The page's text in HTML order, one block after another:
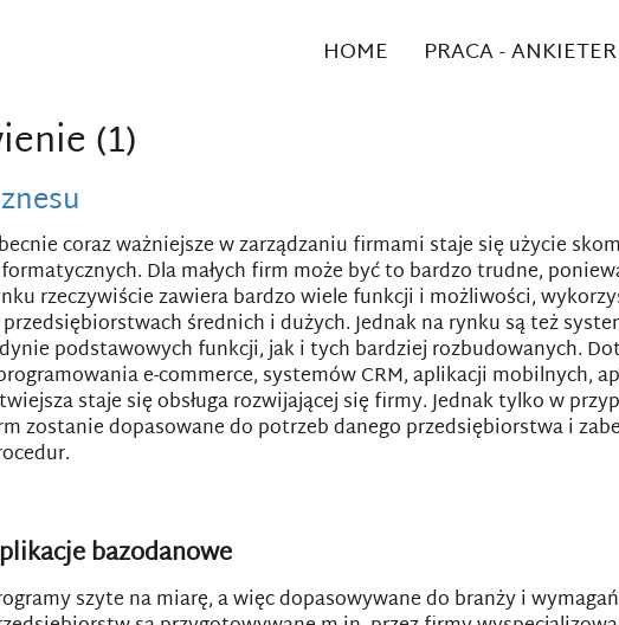
HOME PRACA - ANKIETER
(1)
coraz ważniejsze w zarządzaniu firmami staje się użycie
Dla małych firm może być to bardzo trudne,
rzeczywiście zawiera bardzo wiele funkcji i możliwości,
średnich i dużych. Jednak na rynku są też
podstawowych funkcji, jak i tych bardziej rozbudowanych.
e-commerce, systemów CRM, aplikacji mobilnych,
staje się obsługa rozwijającej się firmy. Jednak tylko w
zostanie dopasowane do potrzeb danego przedsiębiorstwa i
bazodanowe
szyte na miarę, a więc dopasowywane do branży i